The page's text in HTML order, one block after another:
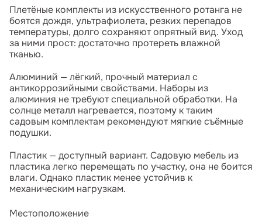
Плетёные комплекты из искусственного ротанга не
боятся дождя, ультрафиолета, резких перепадов
температуры, долго сохраняют опрятный вид. Уход
за ними прост: достаточно протереть влажной
тканью.
Алюминий — лёгкий, прочный материал с
антикоррозийными свойствами. Наборы из
алюминия не требуют специальной обработки. На
солнце металл нагревается, поэтому к таким
садовым комплектам рекомендуют мягкие съёмные
подушки.
Пластик — доступный вариант. Садовую мебель из
пластика легко перемещать по участку, она не боится
влаги. Однако пластик менее устойчив к
механическим нагрузкам.
Местоположение